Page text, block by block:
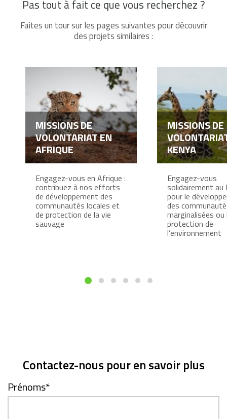
Pas tout à fait ce que vous recherchez ?
Faites un tour sur les pages suivantes pour découvrir
des projets similaires :
MISSIONS DE
VOLONTARIAT EN
AFRIQUE
Engagez-vous en Afrique :
contribuez à nos efforts
de développement des
communautés locales et
de protection de la vie
sauvage
MISSIONS DE
KENYA
Engagez-vous
solidairement au
pour le
des
marginalisées ou
protection de
l’environnement
Contactez-nous pour en savoir plus
Prénoms*